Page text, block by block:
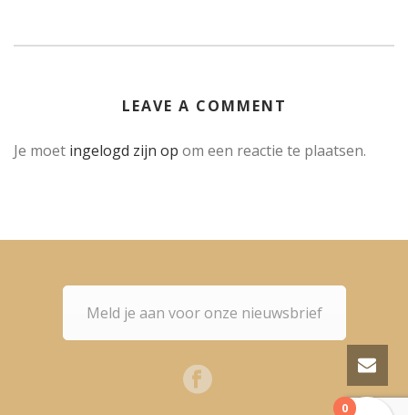
LEAVE A COMMENT
Je moet ingelogd zijn op om een reactie te plaatsen.
Meld je aan voor onze nieuwsbrief
0